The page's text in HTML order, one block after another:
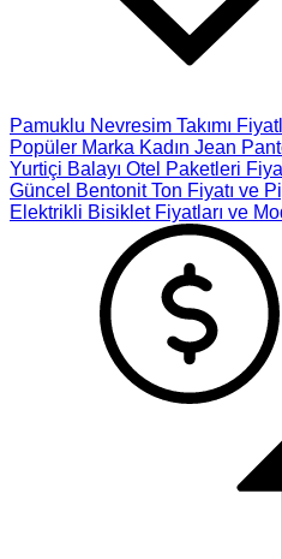
Pamuklu Nevresim Takımı
Popüler Marka Kadın Jean
Yurtiçi Balayı Otel Paketleri
Güncel Bentonit Ton Fiyatı ve
Elektrikli Bisiklet Fiyatları ve